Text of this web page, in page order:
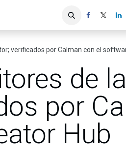
verificados por Calman con el
de
por
Hub